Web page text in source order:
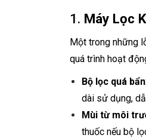
1. Máy Lọc
Một trong những
quá trình hoạt
Bộ lọc quá bẩn
dài sử dụng,
Mùi từ môi
thuốc nếu bộ